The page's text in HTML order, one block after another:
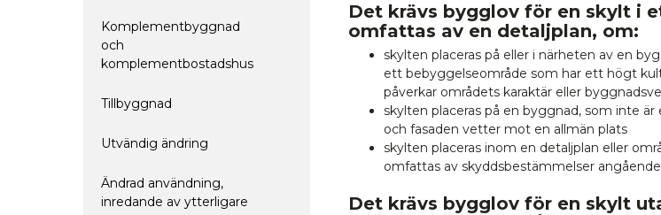
Komplementbyggnad
och
komplementbostadshus
Tillbyggnad
Utvändig ändring
Ändrad användning,
inredande av ytterligare
Det krävs bygglov för en skylt i
omfattas av en detaljplan, om:
skylten placeras på eller i närheten av en
ett bebyggelseområde som har ett högt
påverkar områdets karaktär eller
skylten placeras på en byggnad, som inte
och fasaden vetter mot en allmän plats
skylten placeras inom en detaljplan eller
omfattas av skyddsbestämmelser
Det krävs bygglov för en skylt